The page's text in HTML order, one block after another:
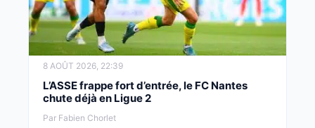
8 AOÛT 2026, 22:39
L’ASSE frappe fort d’entrée, le FC Nantes
chute déjà en Ligue 2
Par Fabien Chorlet